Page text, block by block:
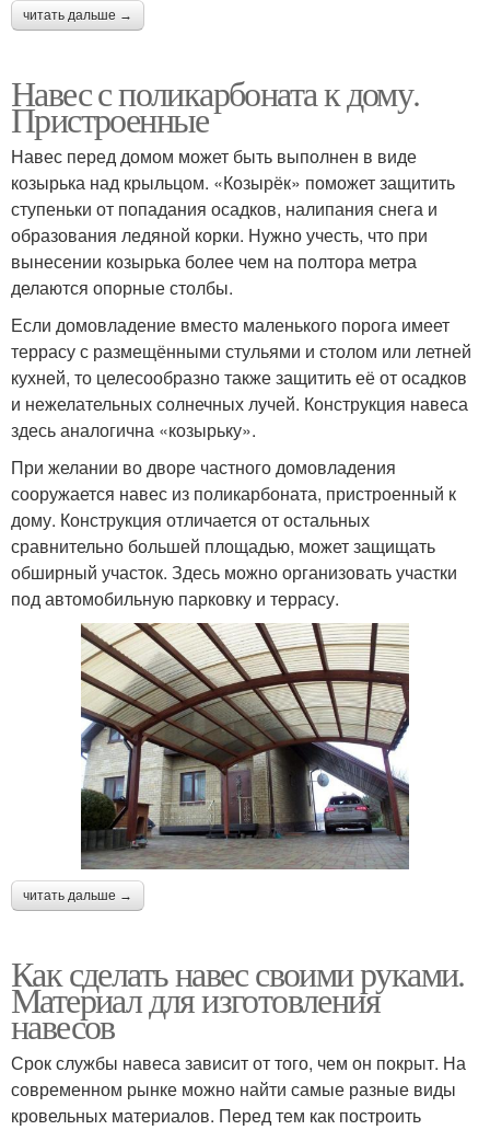
читать дальше →
Навес с поликарбоната к дому.
Пристроенные
Навес перед домом может быть выполнен в виде
козырька над крыльцом. «Козырёк» поможет защитить
ступеньки от попадания осадков, налипания снега и
образования ледяной корки. Нужно учесть, что при
вынесении козырька более чем на полтора метра
делаются опорные столбы.
Если домовладение вместо маленького порога имеет
террасу с размещёнными стульями и столом или летней
кухней, то целесообразно также защитить её от осадков
и нежелательных солнечных лучей. Конструкция навеса
здесь аналогична «козырьку».
При желании во дворе частного домовладения
сооружается навес из поликарбоната, пристроенный к
дому. Конструкция отличается от остальных
сравнительно большей площадью, может защищать
обширный участок. Здесь можно организовать участки
под автомобильную парковку и террасу.
читать дальше →
Как сделать навес своими руками.
Материал для изготовления
навесов
Срок службы навеса зависит от того, чем он покрыт. На
современном рынке можно найти самые разные виды
кровельных материалов. Перед тем как построить